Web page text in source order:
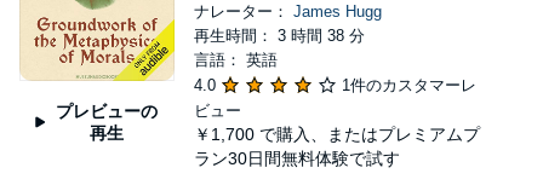
プレビューの
再生
ナレーター： James Hugg
再生時間： 3 時間 38 分
言語： 英語
4.0
1件のカスタマーレ
ビュー
￥1,700 で購入、またはプレミアムプ
ラン30日間無料体験で試す